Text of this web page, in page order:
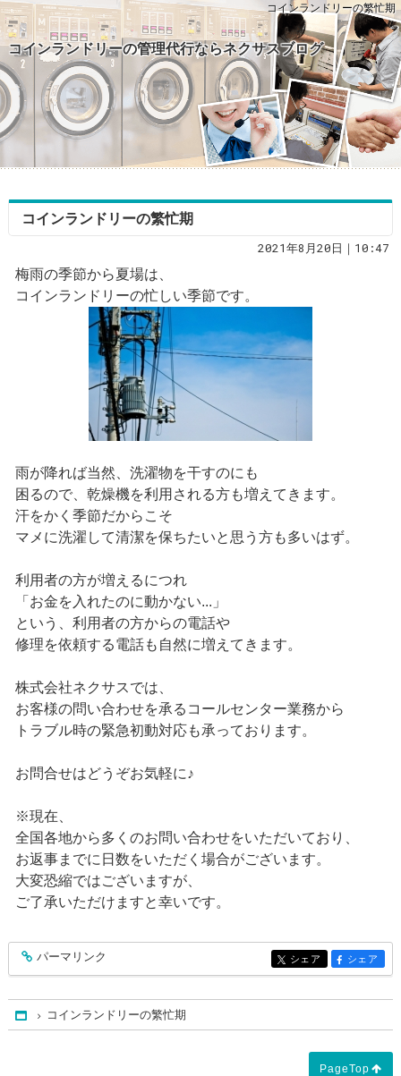
コインランドリーの繁忙期
コインランドリーの管理代行ならネクサスブログ
コインランドリーの繁忙期
2021年8月20日｜10:47
梅雨の季節から夏場は、
コインランドリーの忙しい季節です。
雨が降れば当然、洗濯物を干すのにも
困るので、乾燥機を利用される方も増えてきます。
汗をかく季節だからこそ
マメに洗濯して清潔を保ちたいと思う方も多いはず。
利用者の方が増えるにつれ
「お金を入れたのに動かない...」
という、利用者の方からの電話や
修理を依頼する電話も自然に増えてきます。
株式会社ネクサスでは、
お客様の問い合わせを承るコールセンター業務から
トラブル時の緊急初動対応も承っております。
お問合せはどうぞお気軽に♪
※現在、
全国各地から多くのお問い合わせをいただいており、
お返事までに日数をいただく場合がございます。
大変恐縮ではございますが、
ご了承いただけますと幸いです。
entry172
パーマリンク entry172
シェア entry172
シェア
Home
コインランドリーの繁忙期
PageTop